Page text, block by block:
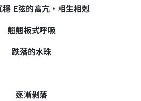
穩 E弦的高亢，相生相剋
翹翹板式呼吸
跌落的水珠
逐漸剝落